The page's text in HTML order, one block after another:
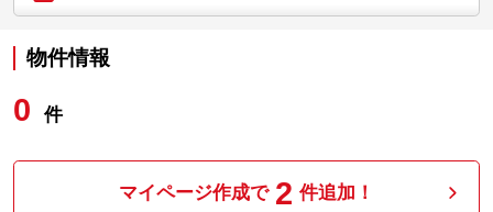
物件情報
0 件
マイページ作成で 2 件追加！